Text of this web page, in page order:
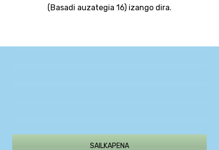
(Basadi auzategia 16) izango dira.
SAILKAPENA